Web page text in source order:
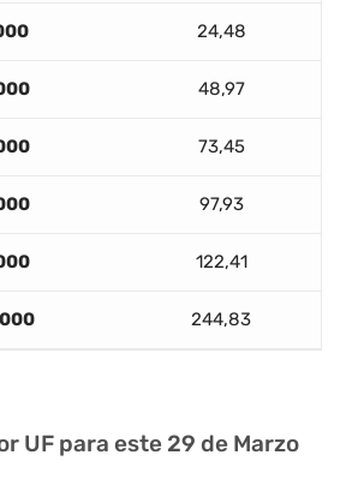
24,48
48,97
73,45
97,93
122,41
244,83
UF para este 29 de Marzo